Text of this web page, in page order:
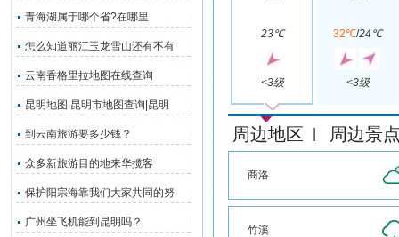
青海湖属于哪个省?在哪里
怎么知道丽江玉龙雪山还有不有
云南香格里拉地图在线查询
昆明地图|昆明市地图查询|昆明
到云南旅游要多少钱？
众多新旅游目的地来华揽客
保护阳宗海靠我们大家共同的努
广州坐飞机能到昆明吗？
23℃
<3级
32℃/24℃
<3级
周边地区 周边景
商洛
竹溪